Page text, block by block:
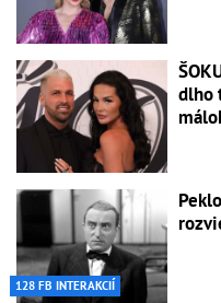
dlho
128 FB INTERAKCIÍ